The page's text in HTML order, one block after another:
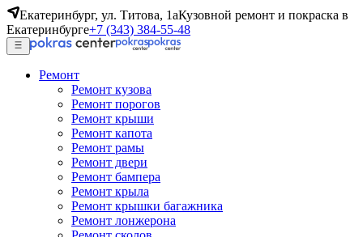
Екатеринбург, ул. Титова, 1аКузовной ремонт и покраска в
Екатеринбурге+7 (343) 384-55-48
Ремонт
Ремонт кузова
Ремонт порогов
Ремонт крыши
Ремонт капота
Ремонт рамы
Ремонт двери
Ремонт бампера
Ремонт крыла
Ремонт крышки багажника
Ремонт лонжерона